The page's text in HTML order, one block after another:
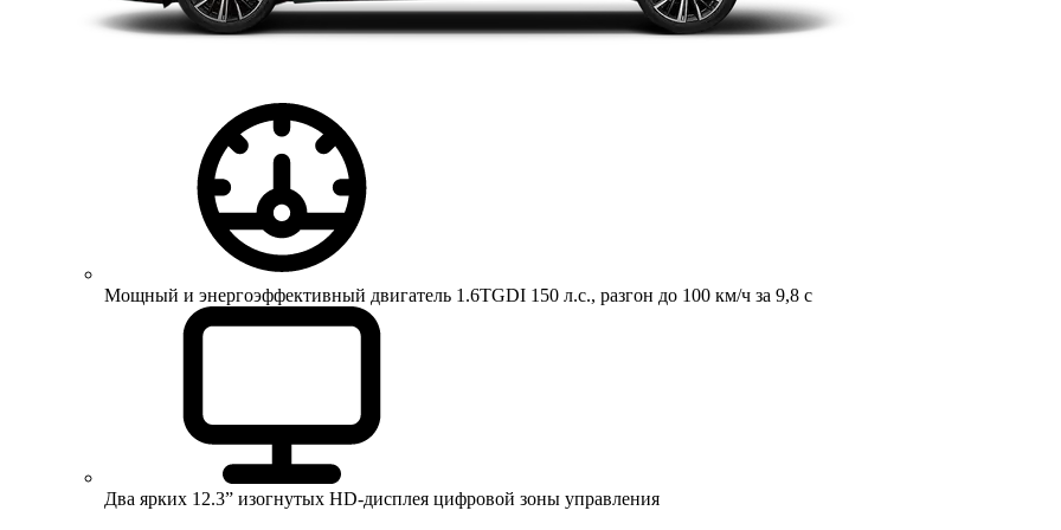
Мощный и энергоэффективный двигатель 1.6TGDI 150 л.с., разгон до 100 км/ч за 9,8 с
Два ярких 12.3” изогнутых HD-дисплея цифровой зоны управления